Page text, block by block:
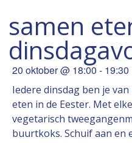
samen
20 oktober@ 18:00 - 19:30
Iedere dinsdag ben je
eten in de Eester. Met
vegetarisch
buurtkoks. Schuif aan en